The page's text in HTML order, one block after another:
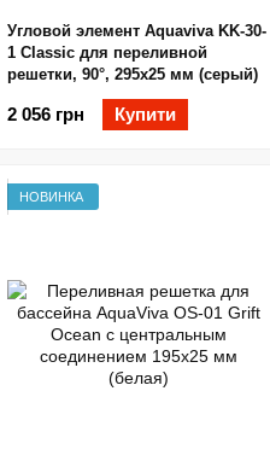
Угловой элемент Aquaviva KK-30-
1 Classic для переливной
решетки, 90°, 295х25 мм (серый)
2 056 грн Купити
НОВИНКА